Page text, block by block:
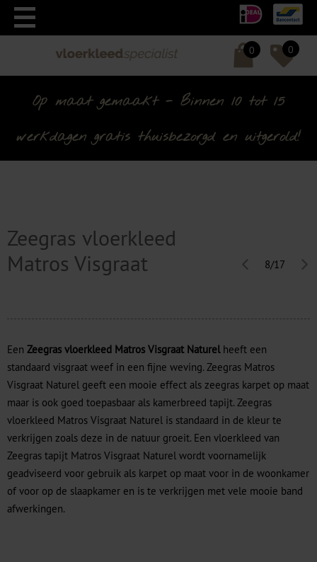
0 0
Op maat gemaakt - Binnen 10 tot 15
werkdagen gratis thuisbezorgd en uitgerold!
Zeegras vloerkleed
Matros Visgraat
8/17
Een Zeegras vloerkleed Matros Visgraat Naturelheeft een
standaard visgraat weef in een fijne weving. Zeegras Matros
Visgraat Naturel geeft een mooie effect als zeegras karpet op maat
maar is ook goed toepasbaar als kamerbreed tapijt. Zeegras
vloerkleed Matros Visgraat Naturel is standaard in de kleur te
verkrijgen zoals deze in de natuur groeit. Een vloerkleed van
Zeegras tapijt Matros Visgraat Naturel wordt voornamelijk
geadviseerd voor gebruik als karpet op maat voor in de woonkamer
of voor op de slaapkamer en is te verkrijgen met vele mooie band
afwerkingen.